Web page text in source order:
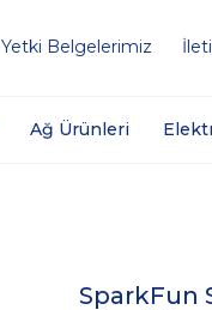
Yetki Belgelerimiz
Ağ Ürünleri
SparkFun